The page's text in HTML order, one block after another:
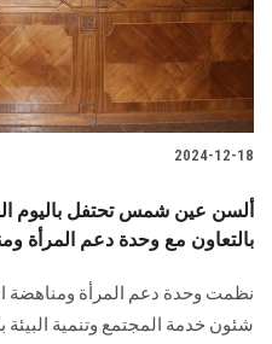
2024-12-18
ألسن عين شمس تحتفل باليوم
بالتعاون مع وحدة دعم المرأة
نظمت وحدة دعم المرأة ومناهضة
شئون خدمة المجتمع وتنمية